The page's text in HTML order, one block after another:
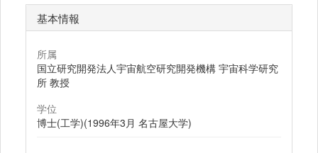
基本情報
所属
国立研究開発法人宇宙航空研究開発機構 宇宙科学研究
所 教授
学位
博士(工学)(1996年3月 名古屋大学)